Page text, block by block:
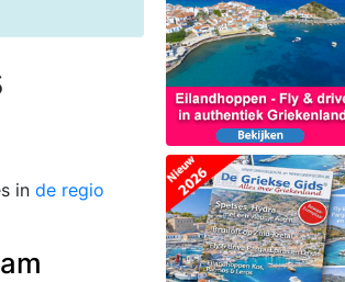
in de regio